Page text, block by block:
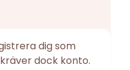
dig som
dock konto.